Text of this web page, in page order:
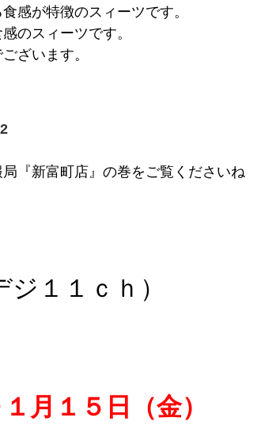
感が特徴のスィーツです。
のスィーツです。
ざいます。
『新富町店』の巻をご覧くださいね
１１ｃｈ）
月１５日（金）